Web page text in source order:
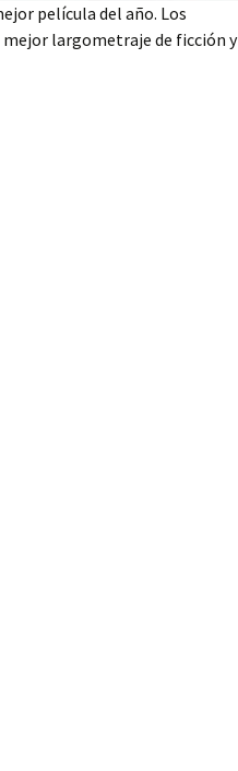
película del año. Los
mejor largometraje de ficción y